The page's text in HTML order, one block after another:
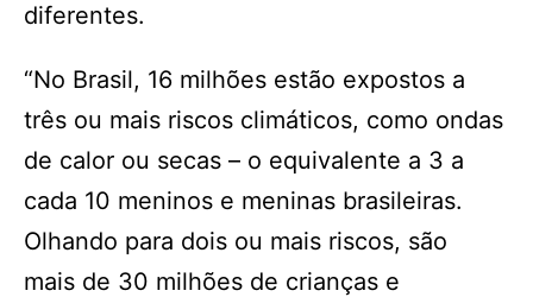
diferentes.
“No Brasil, 16 milhões estão expostos a
três ou mais riscos climáticos, como ondas
de calor ou secas – o equivalente a 3 a
cada 10 meninos e meninas brasileiras.
Olhando para dois ou mais riscos, são
mais de 30 milhões de crianças e